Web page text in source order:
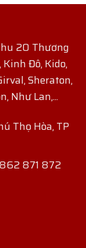
20 Thương
Đô, Kido,
Sheraton,
Như Lan,...
Thọ Hòa, TP
871 872